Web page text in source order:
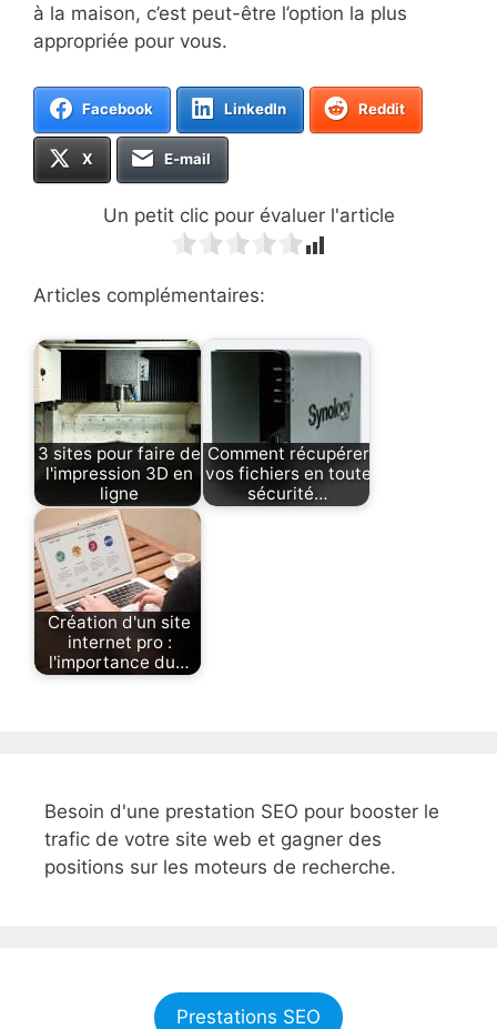
à la maison, c’est peut-être l’option la plus
appropriée pour vous.
Facebook LinkedIn Reddit
X E-mail
Un petit clic pour évaluer l'article
Articles complémentaires:
3 sites pour faire de
l'impression 3D en
ligne
Comment récupérer
vos fichiers en toute
sécurité…
Création d'un site
internet pro :
l'importance du…
Besoin d'une prestation SEO pour booster le
trafic de votre site web et gagner des
positions sur les moteurs de recherche.
Prestations SEO